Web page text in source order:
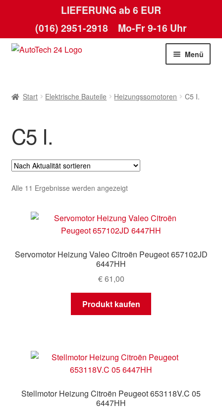
LIEFERUNG ab 6 EUR
(016) 2951-2918 Mo-Fr 9-16 Uhr
Zur
Zum
Menü
AGB
Datenschutz-Bestimmungen
Kasse
Kontakt
Lieferung
Start Elektrische Bauteile Heizungssomotoren C5 I.
C5 I.
Alle 11 Ergebnisse werden angezeigtNach
Servomotor Heizung Valeo Citroën Peugeot 657102JD
6447HH
€61,00
Produkt kaufen
Stellmotor Heizung Citroën Peugeot 653118V.C 05
6447HH